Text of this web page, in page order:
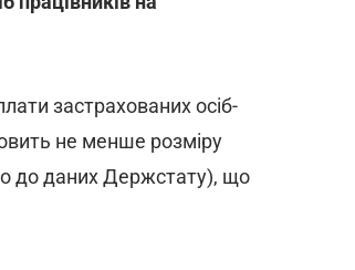
застрахованих осіб-
не менше розміру
до даних Держстату), що